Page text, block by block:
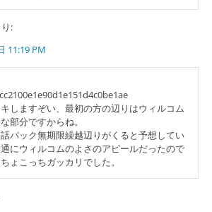
:
11:19 PM
しますぞい、最初の方の辺りはウィルコム
部分ですからね。
パック無期限繰越辺りがくると予想してい
にウィルコムのよさのアピールだったので
ょこっちガッカリでした。